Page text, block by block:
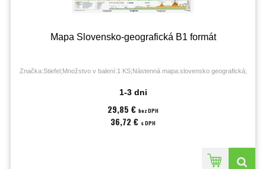
Mapa Slovensko-geografická B1 formát
Značka:Stiefel;Množstvo v balení:1 KS;Nástenná mapa:slovensko geografická;
1-3 dni
29,85 € bez DPH
36,72 € s DPH